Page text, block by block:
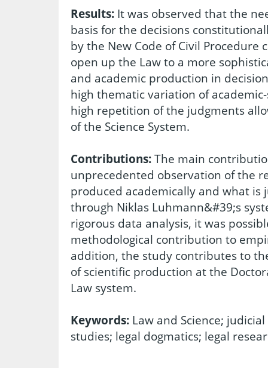
Results: It was observed that the
basis for the decisions
by the New Code of Civil Procedure
open up the Law to a more
and academic production in
high thematic variation of
high repetition of the judgments
of the Science System.
Contributions:The main
unprecedented observation of the
produced academically and what is
through Niklas Luhmann&#39;s
rigorous data analysis, it was
methodological contribution to
addition, the study contributes to
of scientific production at the
Law system.
Keywords: Law and Science;
studies; legal dogmatics; legal